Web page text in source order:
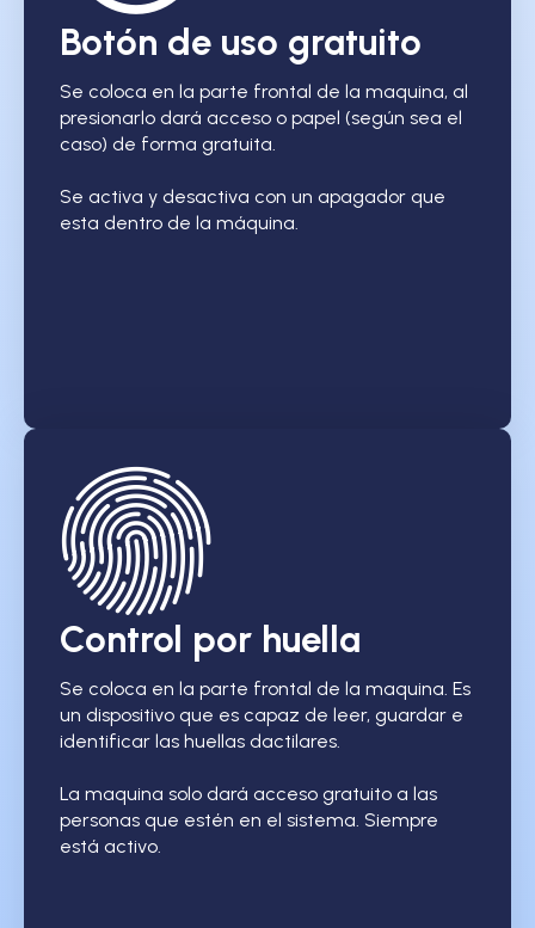
Botón de uso gratuito
Se coloca en la parte frontal de la maquina, al
presionarlo dará acceso o papel (según sea el
caso) de forma gratuita.
Se activa y desactiva con un apagador que
esta dentro de la máquina.
Control por huella
Se coloca en la parte frontal de la maquina. Es
un dispositivo que es capaz de leer, guardar e
identificar las huellas dactilares.
La maquina solo dará acceso gratuito a las
personas que estén en el sistema. Siempre
está activo.